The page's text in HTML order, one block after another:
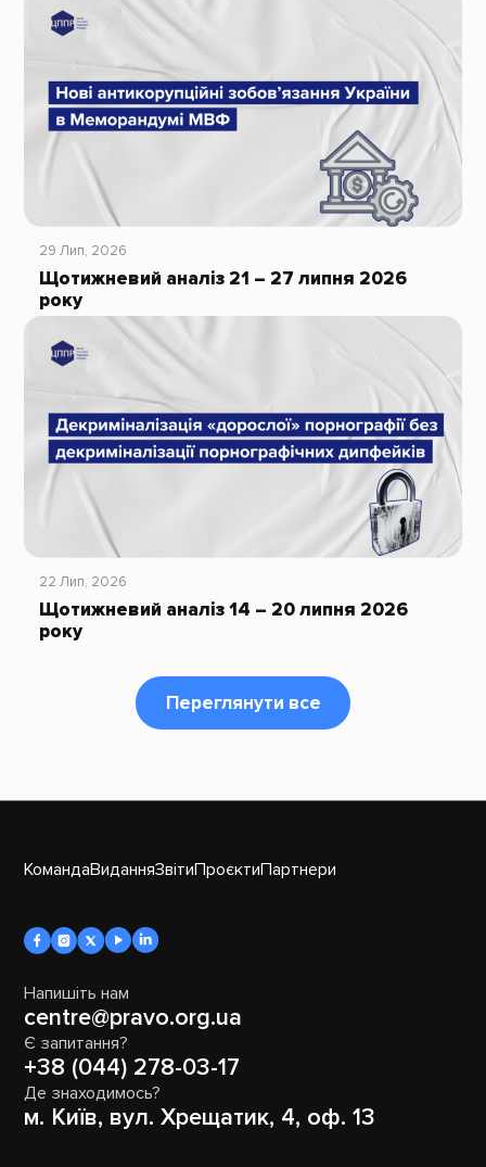
29 Лип, 2026
Щотижневий аналіз 21 – 27 липня 2026
року
22 Лип, 2026
Щотижневий аналіз 14 – 20 липня 2026
року
Переглянути все
КомандаВиданняЗвітиПроєктиПартнери
Напишіть нам
centre@pravo.org.ua
Є запитання?
+38 (044) 278-03-17
Де знаходимось?
м. Київ, вул. Хрещатик, 4, оф. 13